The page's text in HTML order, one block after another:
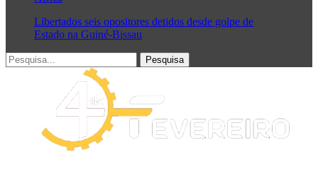
Libertados seis opositores detidos desde golpe de
Estado na Guiné-Bissau